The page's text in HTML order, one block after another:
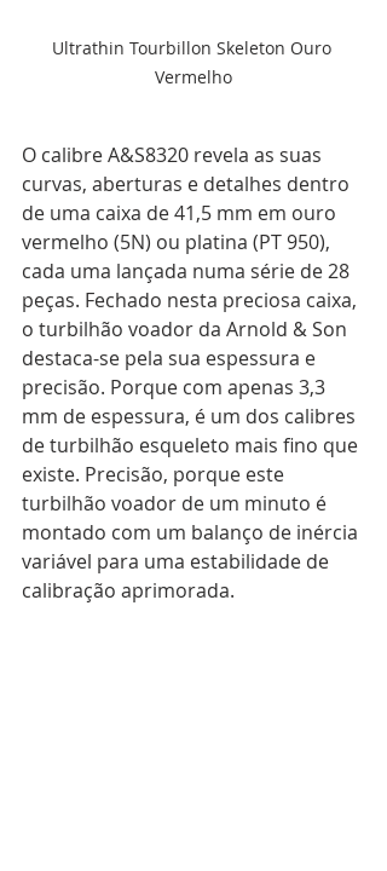
Ultrathin Tourbillon Skeleton Ouro
Vermelho
O calibre A&S8320 revela as suas
curvas, aberturas e detalhes dentro
de uma caixa de 41,5 mm em ouro
vermelho (5N) ou platina (PT 950),
cada uma lançada numa série de 28
peças. Fechado nesta preciosa caixa,
o turbilhão voador da Arnold & Son
destaca-se pela sua espessura e
precisão. Porque com apenas 3,3
mm de espessura, é um dos calibres
de turbilhão esqueleto mais fino que
existe. Precisão, porque este
turbilhão voador de um minuto é
montado com um balanço de inércia
variável para uma estabilidade de
calibração aprimorada.